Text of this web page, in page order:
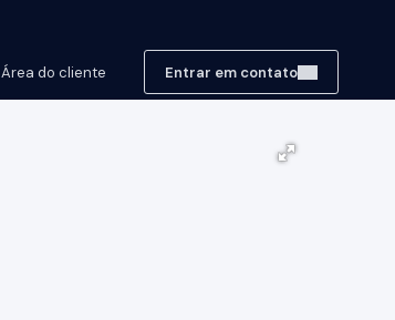
Entrar em contato
Área do cliente